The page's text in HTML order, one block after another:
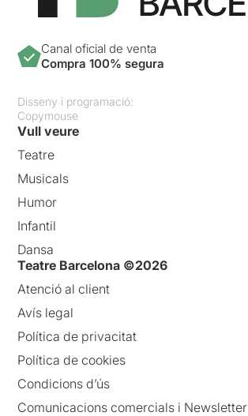
Canal oficial de venta
Compra 100% segura
Disseny i programació:
Copymouse
Vull veure
Teatre
Musicals
Humor
Infantil
Dansa
Teatre Barcelona ©2026
Atenció al client
Avís legal
Política de privacitat
Política de cookies
Condicions d’ús
Comunicacions comercials i Newsletter